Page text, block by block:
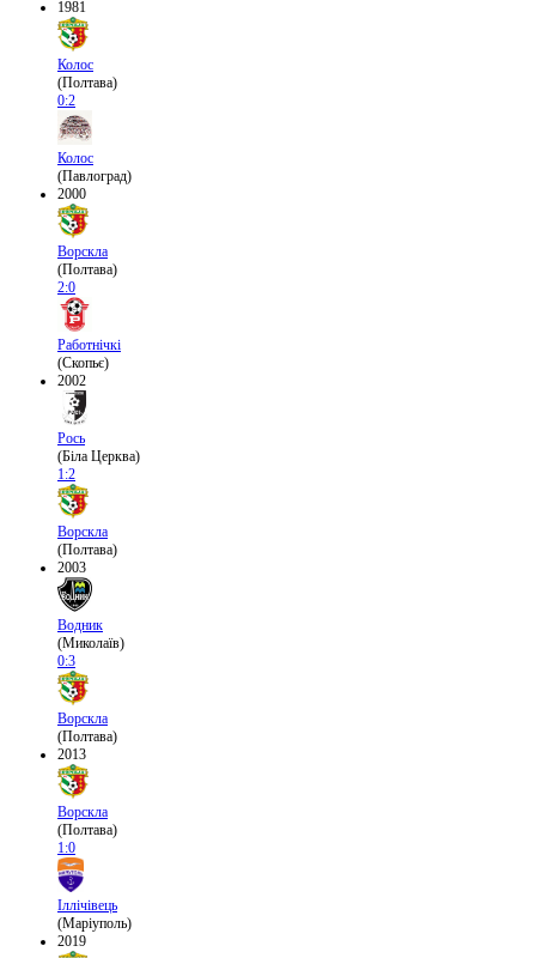
1981
Колос
(Полтава)
0:2
Колос
(Павлоград)
2000
Ворскла
(Полтава)
2:0
Работнічкі
(Скопьє)
2002
Рось
(Біла Церква)
1:2
Ворскла
(Полтава)
2003
Водник
(Миколаїв)
0:3
Ворскла
(Полтава)
2013
Ворскла
(Полтава)
1:0
Іллічівець
(Маріуполь)
2019